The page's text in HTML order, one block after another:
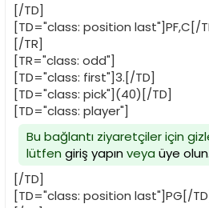
[/TD]
[TD="class: position last"]PF,C[/
[/TR]
[TR="class: odd"]
[TD="class: first"]3.[/TD]
[TD="class: pick"](40)[/TD]
[TD="class: player"]
Bu bağlantı ziyaretçiler için
lütfen giriş yapınveya üye olun.
[/TD]
[TD="class: position last"]PG[/